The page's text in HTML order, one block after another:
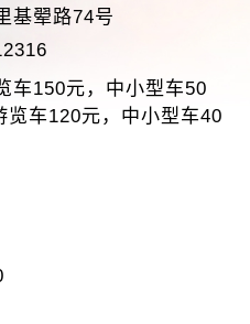
基翚路74号
车150元，中小型车50
览车120元，中小型车40